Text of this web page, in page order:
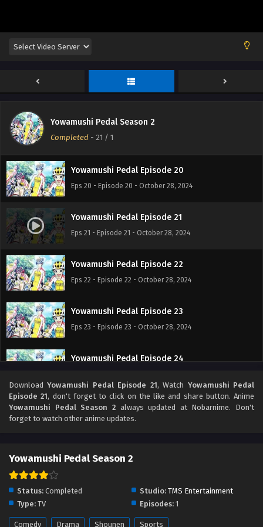
Yowamushi Pedal Season 2
Completed - 21 / 1
Eps 17 - Episode 17 - October 28, 2024
Yowamushi Pedal Episode 18
Eps 18 - Episode 18 - October 28, 2024
Yowamushi Pedal Episode 19
Eps 19 - Episode 19 - October 28, 2024
Yowamushi Pedal Episode 20
Eps 20 - Episode 20 - October 28, 2024
Yowamushi Pedal Episode 21
Eps 21 - Episode 21 - October 28, 2024
Yowamushi Pedal Episode 22
Eps 22 - Episode 22 - October 28, 2024
Yowamushi Pedal Episode 23
Eps 23 - Episode 23 - October 28, 2024
Yowamushi Pedal Episode 24
DownloadYowamushi Pedal Episode 21, Watch Yowamushi Pedal
Episode 21, don't forget to click on the like and share button. Anime
Yowamushi Pedal Season 2always updated at Nobarnime. Don't
forget to watch other anime updates.
Yowamushi Pedal Season 2
Status: Completed Studio: TMS Entertainment
Type: TV Episodes: 1
Comedy Drama Shounen Sports